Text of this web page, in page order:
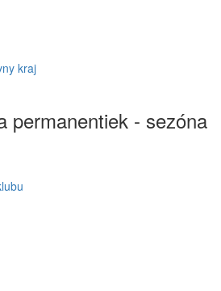
kraj
permanentiek - sezóna